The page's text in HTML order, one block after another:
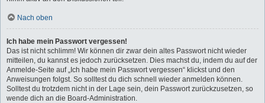
Nach oben
Ich habe mein Passwort vergessen!
Das ist nicht schlimm! Wir können dir zwar dein altes Passwort nicht wieder
mitteilen, du kannst es jedoch zurücksetzen. Dies machst du, indem du auf der
Anmelde-Seite auf „Ich habe mein Passwort vergessen“ klickst und den
Anweisungen folgst. So solltest du dich schnell wieder anmelden können.
Solltest du trotzdem nicht in der Lage sein, dein Passwort zurückzusetzen, so
wende dich an die Board-Administration.